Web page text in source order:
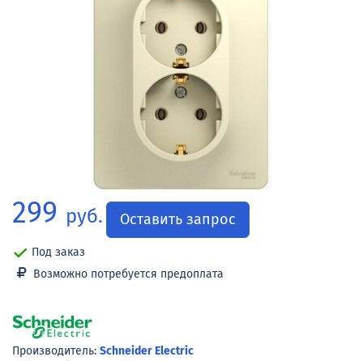
299 руб. Оставить запрос
Под заказ
Возможно потребуется предоплата
Производитель: Schneider Electric